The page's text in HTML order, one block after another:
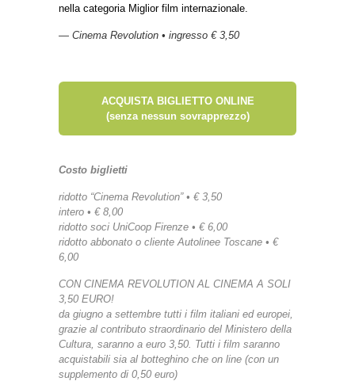
nella categoria Miglior film internazionale.
— Cinema Revolution • ingresso € 3,50
ACQUISTA BIGLIETTO ONLINE
(senza nessun sovrapprezzo)
Costo biglietti
ridotto “Cinema Revolution” • € 3,50
intero • € 8,00
ridotto soci UniCoop Firenze • € 6,00
ridotto abbonato o cliente Autolinee Toscane • €
6,00
CON CINEMA REVOLUTION AL CINEMA A SOLI
3,50 EURO!
da giugno a settembre tutti i film italiani ed europei,
grazie al contributo straordinario del Ministero della
Cultura, saranno a euro 3,50. Tutti i film saranno
acquistabili sia al botteghino che on line (con un
supplemento di 0,50 euro)